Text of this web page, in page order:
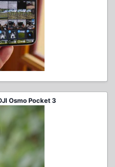
Osmo Pocket 3